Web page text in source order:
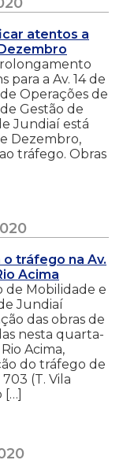
atentos a
para a Av. 14 de
Operações de
Gestão de
Jundiaí está
Dezembro,
tráfego. Obras
tráfego na Av.
Acima
de Mobilidade e
Jundiaí
das obras de
nesta quarta-
Acima,
do tráfego de
(T. Vila
[…]